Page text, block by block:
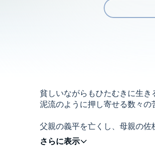
貧しいながらもひたむきに生
泥流のように押し寄せる数々
父親の義平を亡くし、母親の
らすのは、拓一と耕作の兄弟